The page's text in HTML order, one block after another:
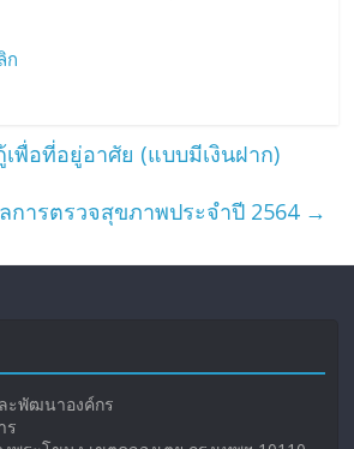
ก
เพื่อที่อยู่อาศัย (แบบมีเงินฝาก)
การตรวจสุขภาพประจำปี 2564 →
ะพัฒนาองค์กร
ร